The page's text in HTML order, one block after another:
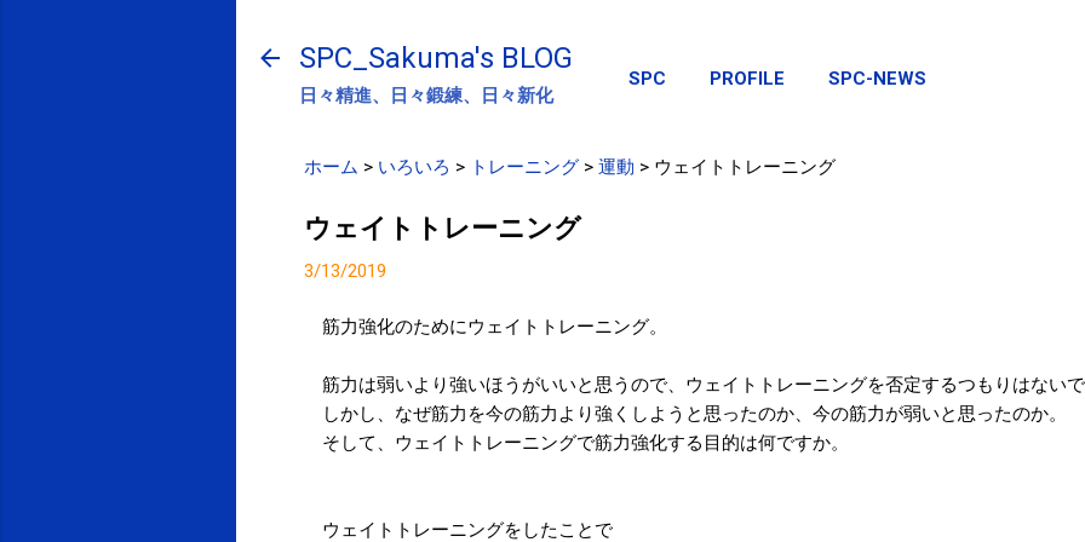
SPC_Sakuma's BLOG
日々精進、日々鍛練、日々新化
SPC PROFILE SPC-NEWS
ホーム > いろいろ > トレーニング > 運動 > ウェイトトレーニング
ウェイトトレーニング
3/13/2019
筋力強化のためにウェイトトレーニング。
筋力は弱いより強いほうがいいと思うので、ウェイトトレーニングを否定するつもりはない
しかし、なぜ筋力を今の筋力より強くしようと思ったのか、今の筋力が弱いと思ったのか。
そして、ウェイトトレーニングで筋力強化する目的は何ですか。
ウェイトトレーニングをしたことで